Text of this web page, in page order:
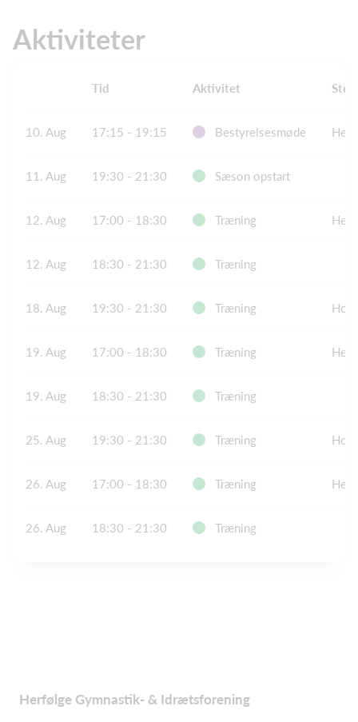
Aktiviteter
Tid Aktivitet Sted
10. Aug 17:15 - 19:15 Bestyrelsesmøde
11. Aug 19:30 - 21:30 Sæson opstart
12. Aug 17:00 - 18:30 Træning
12. Aug 18:30 - 21:30 Træning
18. Aug 19:30 - 21:30 Træning
19. Aug 17:00 - 18:30 Træning
19. Aug 18:30 - 21:30 Træning
25. Aug 19:30 - 21:30 Træning
26. Aug 17:00 - 18:30 Træning
26. Aug 18:30 - 21:30 Træning
Herfølge Gymnastik- & Idrætsforening